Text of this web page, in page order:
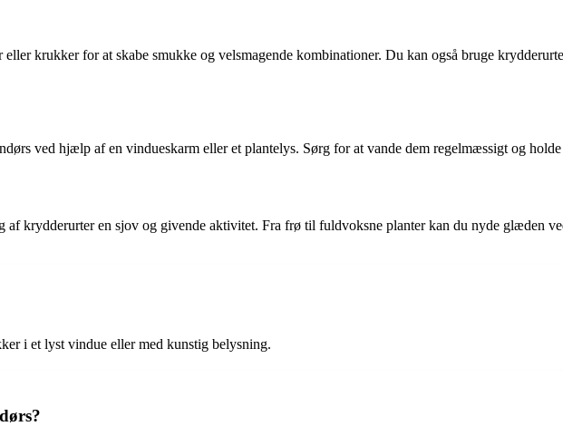
krukker for at skabe smukke og velsmagende kombinationer. Du kan også bruge
ved hjælp af en vindueskarm eller et plantelys. Sørg for at vande dem regelmæssigt og
af krydderurter en sjov og givende aktivitet. Fra frø til fuldvoksne planter kan du nyde glæden
i et lyst vindue eller med kunstig belysning.